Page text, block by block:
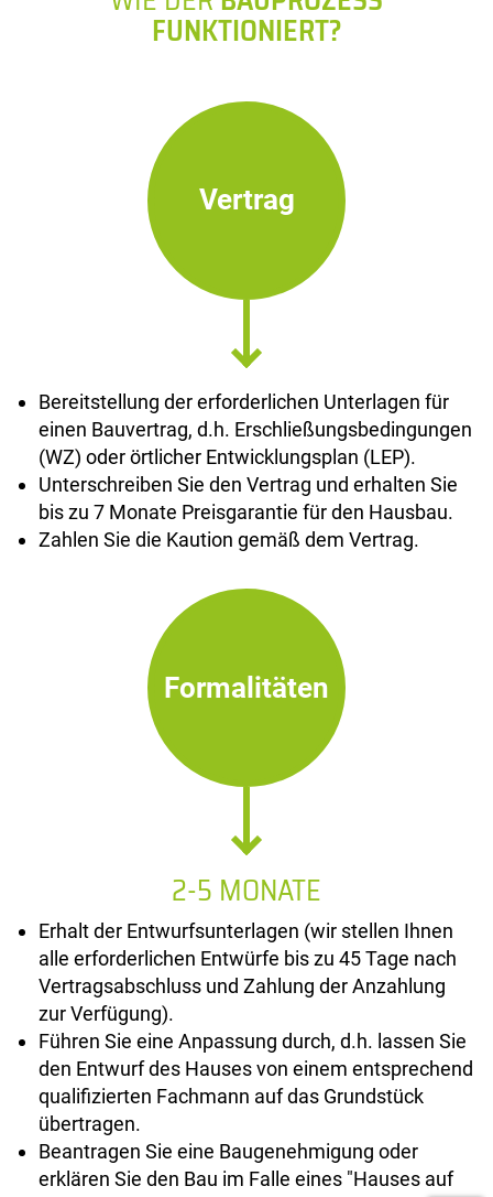
FUNKTIONIERT?
Vertrag
Bereitstellung der erforderlichen Unterlagen für
einen Bauvertrag, d.h. Erschließungsbedingungen
(WZ) oder örtlicher Entwicklungsplan (LEP).
Unterschreiben Sie den Vertrag und erhalten Sie
bis zu 7 Monate Preisgarantie für den Hausbau.
Zahlen Sie die Kaution gemäß dem Vertrag.
Formalitäten
2-5 MONATE
Erhalt der Entwurfsunterlagen (wir stellen Ihnen
alle erforderlichen Entwürfe bis zu 45 Tage nach
Vertragsabschluss und Zahlung der Anzahlung
zur Verfügung).
Führen Sie eine Anpassung durch, d.h. lassen Sie
den Entwurf des Hauses von einem entsprechend
qualifizierten Fachmann auf das Grundstück
übertragen.
Beantragen Sie eine Baugenehmigung oder
erklären Sie den Bau im Falle eines "Hauses auf